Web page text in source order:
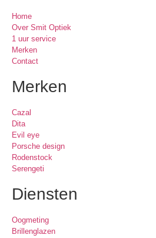
Home
Over Smit Optiek
1 uur service
Merken
Contact
Merken
Cazal
Dita
Evil eye
Porsche design
Rodenstock
Serengeti
Diensten
Oogmeting
Brillenglazen